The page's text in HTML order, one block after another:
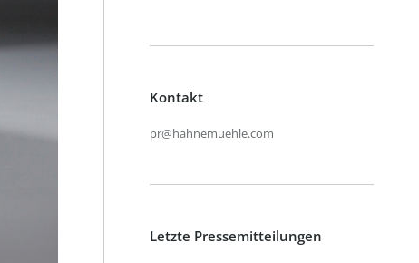
Kontakt
pr@hahnemuehle.com
Letzte Pressemitteilungen